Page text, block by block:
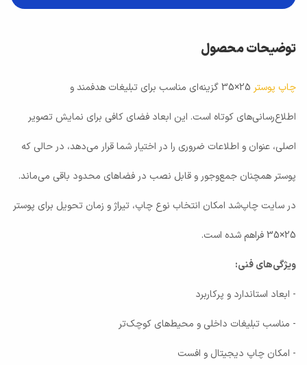
توضیحات محصول
چاپ پوستر 25×35 گزینه‌ای مناسب برای تبلیغات هدفمند و
اطلاع‌رسانی‌های کوتاه است. این ابعاد فضای کافی برای نمایش تصویر
اصلی، عنوان و اطلاعات ضروری را در اختیار شما قرار می‌دهد، در حالی که
پوستر همچنان جمع‌وجور و قابل نصب در فضاهای محدود باقی می‌ماند.
در سایت چاپ‌شد امکان انتخاب نوع چاپ، تیراژ و زمان تحویل برای پوستر
25×35 فراهم شده است.
ویژگی‌های فنی:
- ابعاد استاندارد و پرکاربرد
- مناسب تبلیغات داخلی و محیط‌های کوچک‌تر
- امکان چاپ دیجیتال و افست